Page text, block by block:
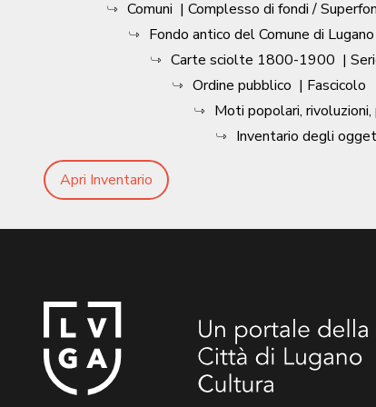
Comuni | Complesso di fondi /
Fondo antico del Comune di Lugano
Carte sciolte 1800-1900 |
Ordine pubblico | Fascicolo
Moti popolari,
Inventario degli
Apri Inventario